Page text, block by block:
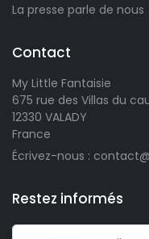
La presse parle de nous
Contact
My Little Fantaisie
675 rue des Villas du
12330 VALADY
France
Écrivez-nous :
Restez informés